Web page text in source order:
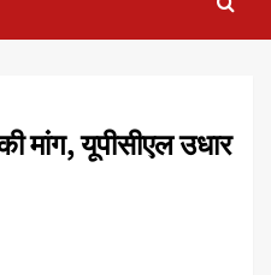
मांग, यूपीसीएल उधार